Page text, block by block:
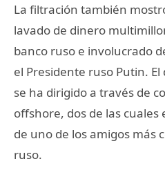
La filtración también
lavado de dinero
banco ruso e involucrado
el Presidente ruso Putin.
se ha dirigido a través de
offshore, dos de las
de uno de los amigos más
ruso.